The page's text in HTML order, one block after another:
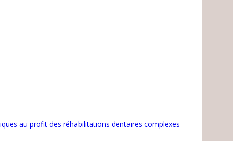
au profit des réhabilitations dentaires complexes